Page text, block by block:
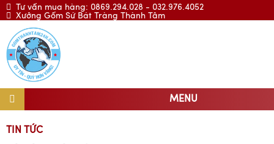
Tư vấn mua hàng: 0869.294.028 - 032.976.4052
Xưởng Gốm Sứ Bát Tràng Thành Tâm
MENU
TIN TỨC